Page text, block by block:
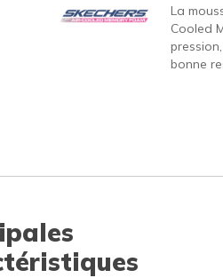
La
Cooled
bonne